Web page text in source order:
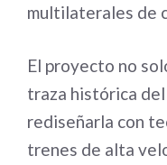
multilaterales de
El proyecto no
traza histórica
rediseñarla con
trenes de alta